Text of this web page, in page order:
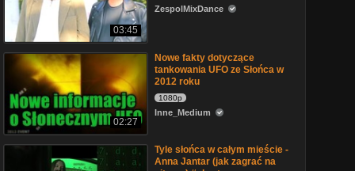
03:45
ZespolMixDance
02:27
Nowe fakty dotyczące
tankowania UFO ze Słońca w
2012 roku
1080p
Inne_Medium
Tyle słońca w całym mieście -
Anna Jantar (jak zagrać na